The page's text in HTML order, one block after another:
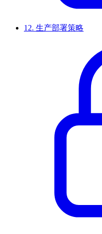
12. 生产部署策略